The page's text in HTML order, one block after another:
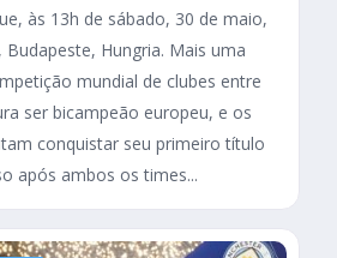
às 13h de sábado, 30 de maio,
Budapeste, Hungria. Mais uma
mundial de clubes entre
ser bicampeão europeu, e os
conquistar seu primeiro título
após ambos os times...